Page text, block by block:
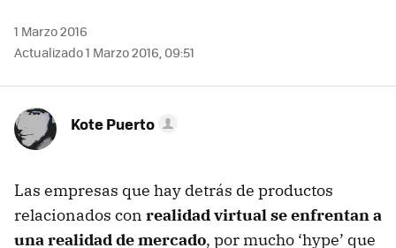
1 Marzo 2016
Actualizado 1 Marzo 2016, 09:51
Kote Puerto
Las empresas que hay detrás de productos
relacionados con realidad virtual se enfrentan a
una realidad de mercado, por mucho ‘hype’ que